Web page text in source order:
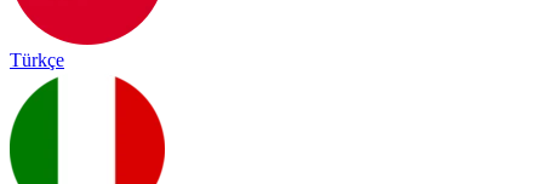
Türkçe